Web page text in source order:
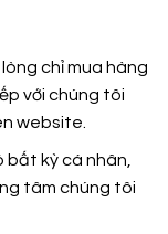
chỉ mua hàng
với chúng tôi
website.
bất kỳ cá nhân,
tâm chúng tôi